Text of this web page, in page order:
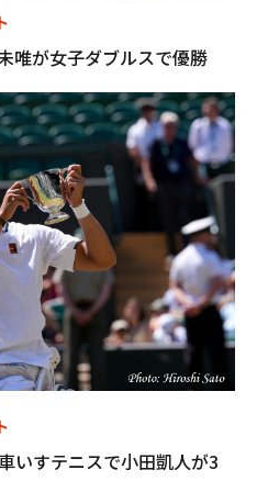
唯が女子ダブルスで優勝
いすテニスで小田凱人が3